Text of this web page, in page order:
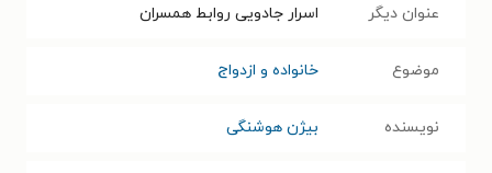
عنوان دیگر اسرار جادویی روابط همسران
موضوع خانواده و ازدواج
نویسنده بیژن هوشنگی